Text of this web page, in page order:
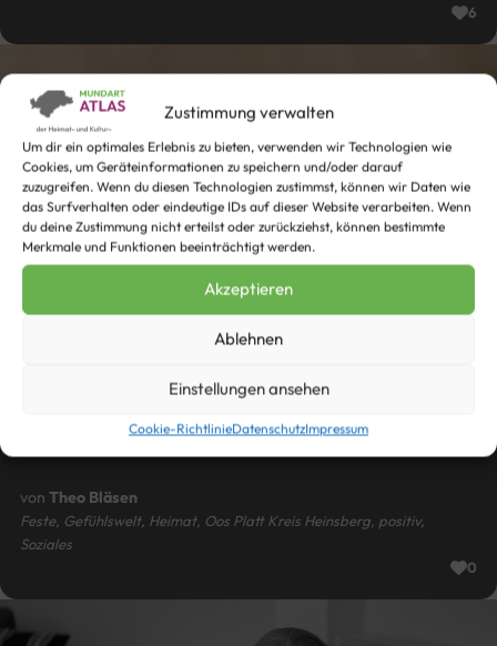
Zustimmung verwalten
Um dir ein optimales Erlebnis zu bieten, verwenden wir Technologien wie
Cookies, um Geräteinformationen zu speichern und/oder darauf
zuzugreifen. Wenn du diesen Technologien zustimmst, können wir Daten wie
das Surfverhalten oder eindeutige IDs auf dieser Website verarbeiten. Wenn
du deine Zustimmung nicht erteilst oder zurückziehst, können bestimmte
Merkmale und Funktionen beeinträchtigt werden.
Akzeptieren
Ablehnen
Einstellungen ansehen
Cookie-RichtlinieDatenschutzImpressum
6
Liebes Stämmchen
vonTheo Bläsen
Feste, Gefühlswelt, Heimat, Oos Platt Kreis Heinsberg, positiv,
Soziales
0